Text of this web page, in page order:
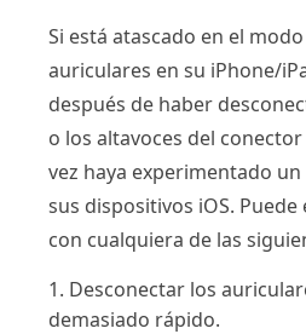
Si está atascado en el
auriculares en su iPhone/
después de haber
o los altavoces del
vez haya experimentado
sus dispositivos iOS.
con cualquiera de las
1. Desconectar los
demasiado rápido.